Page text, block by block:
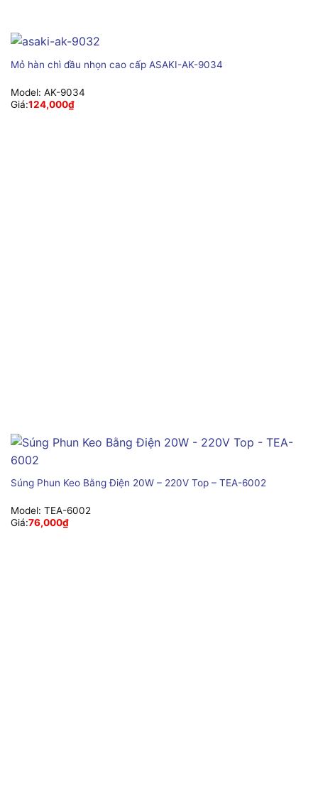
Mỏ hàn chì đầu nhọn cao cấp ASAKI-AK-9034
Model: AK-9034
Giá:124,000₫
Súng Phun Keo Bằng Điện 20W – 220V Top – TEA-6002
Model: TEA-6002
Giá:76,000₫